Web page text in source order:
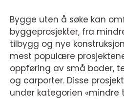
Bygge uten å søke kan
byggeprosjekter, fra
tilbygg og nye
mest populære
oppføring av små boder,
og carporter. Disse
under kategorien «mindre